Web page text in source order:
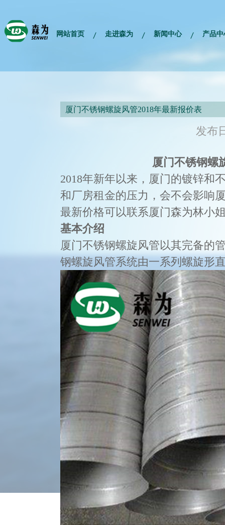
网站首页 走进森为 新闻中心 产品中
厦门不锈钢螺旋风管2018年最新报价表
发布
厦门不锈钢螺
2018年新年以来，厦门的镀锌和
和厂房租金的压力，会不会影响
最新价格可以联系厦门森为林小姐
基本介绍
厦门不锈钢螺旋风管以其完备的
钢螺旋风管系统由一系列螺旋形